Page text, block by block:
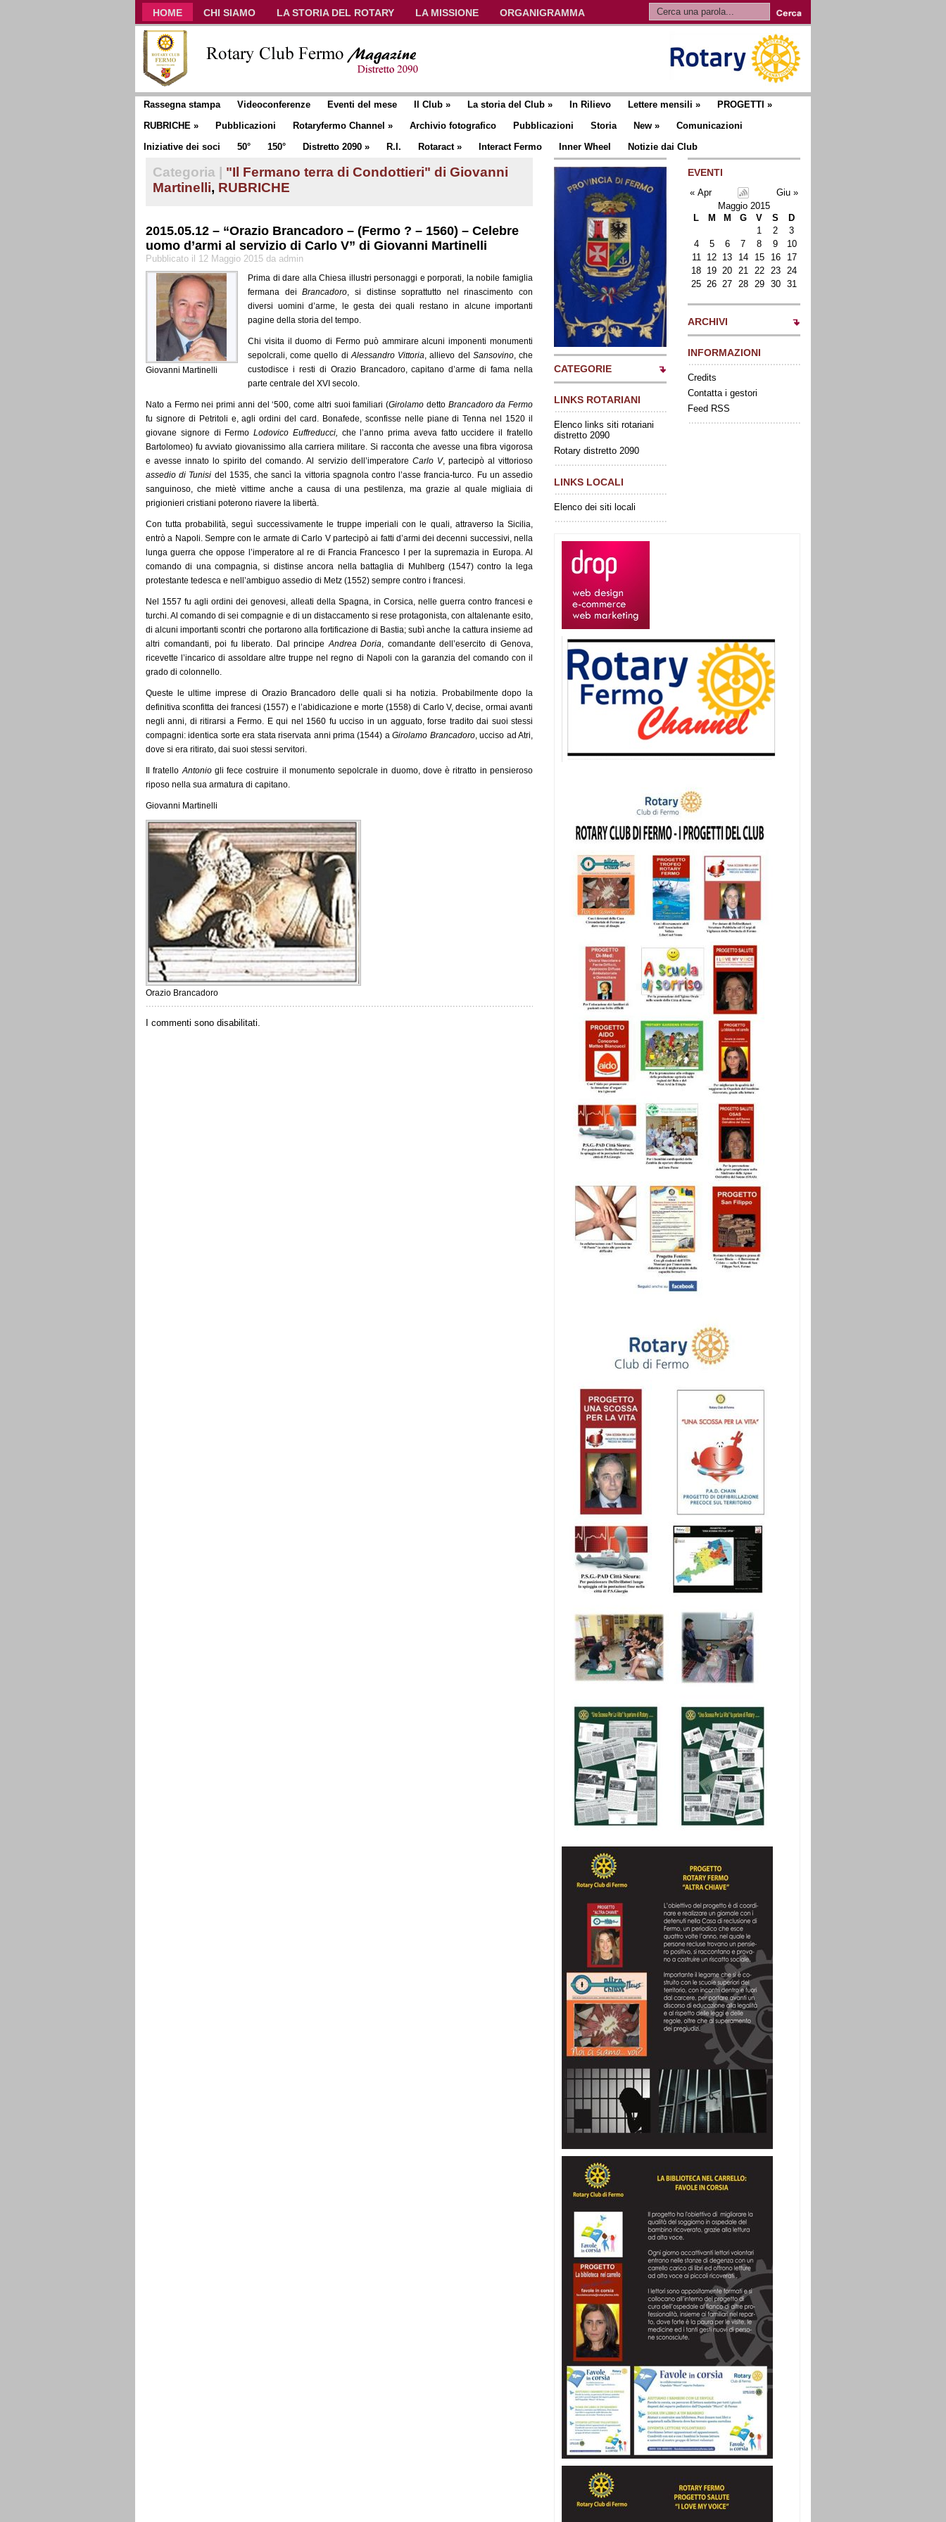
HOME CHI SIAMO LA STORIA DEL ROTARY LA MISSIONE
ORGANIGRAMMA
CLUB COMMUNICATOR
Rassegna stampa Videoconferenze Eventi del mese Il Club » La storia del Club » In Rilievo Lettere mensili » PROGETTI »
RUBRICHE » Pubblicazioni Rotaryfermo Channel » Archivio fotografico Pubblicazioni Storia New »
Comunicazioni
Iniziative dei soci
50° 150° Distretto 2090 » R.I. Rotaract» Interact Fermo Inner Wheel Notizie dai Club
Categoria |
"Il Fermano terra di Condottieri" di Giovanni
Martinelli, RUBRICHE
2015.05.12 – “Orazio Brancadoro – (Fermo ? – 1560) – Celebre
uomo d’armi al servizio di Carlo V” di Giovanni Martinelli
Pubblicato il 12 Maggio 2015 da admin
Giovanni Martinelli
Prima di dare alla Chiesa illustri personaggi e porporati, la nobile famiglia
fermana deiBrancadoro, si distinse soprattutto nel rinascimento con
diversi uomini d’arme, le gesta dei quali restano in alcune importanti
pagine della storia del tempo.
Chi visita il duomo di Fermo può ammirare alcuni imponenti monumenti
sepolcrali, come quello diAlessandro Vittoria, allievo del Sansovino, che
custodisce i resti di Orazio Brancadoro, capitano d’arme di fama nella
parte centrale del XVI secolo.
Nato a Fermo nei primi anni del ‘500, come altri suoi familiari (Girolamo detto Brancadoro da Fermo
fu signore di Petritoli e, agli ordini del card. Bonafede, sconfisse nelle piane di Tenna nel 1520 il
giovane signore di FermoLodovico Euffreducci, che l’anno prima aveva fatto uccidere il fratello
Bartolomeo) fu avviato giovanissimo alla carriera militare. Si racconta che avesse una fibra vigorosa
e avesse innato lo spirito del comando. Al servizio dell’imperatore Carlo V, partecipò al vittorioso
assedio di Tunisi del 1535, che sancì la vittoria spagnola contro l’asse francia-turco. Fu un assedio
sanguinoso, che mietè vittime anche a causa di una pestilenza, ma grazie al quale migliaia di
prigionieri cristiani poterono riavere la libertà.
Con tutta probabilità, seguì successivamente le truppe imperiali con le quali, attraverso la Sicilia,
entrò a Napoli. Sempre con le armate di Carlo V partecipò ai fatti d’armi dei decenni successivi, nella
lunga guerra che oppose l’imperatore al re di Francia Francesco I per la supremazia in Europa. Al
comando di una compagnia, si distinse ancora nella battaglia di Muhlberg (1547) contro la lega
protestante tedesca e nell’ambiguo assedio di Metz (1552) sempre contro i francesi.
Nel 1557 fu agli ordini dei genovesi, alleati della Spagna, in Corsica, nelle guerra contro francesi e
turchi. Al comando di sei compagnie e di un distaccamento si rese protagonista, con altalenante esito,
di alcuni importanti scontri che portarono alla fortificazione di Bastia; subì anche la cattura insieme ad
altri comandanti, poi fu liberato. Dal principeAndrea Doria, comandante dell’esercito di Genova,
ricevette l’incarico di assoldare altre truppe nel regno di Napoli con la garanzia del comando con il
grado di colonnello.
Queste le ultime imprese di Orazio Brancadoro delle quali si ha notizia. Probabilmente dopo la
definitiva sconfitta dei francesi (1557) e l’abidicazione e morte (1558) di Carlo V, decise, ormai avanti
negli anni, di ritirarsi a Fermo. E qui nel 1560 fu ucciso in un agguato, forse tradito dai suoi stessi
compagni: identica sorte era stata riservata anni prima (1544) aGirolamo Brancadoro, ucciso ad Atri,
dove si era ritirato, dai suoi stessi servitori.
Il fratelloAntoniogli fece costruire il monumento sepolcrale in duomo, dove è ritratto in pensieroso
riposo nella sua armatura di capitano.
Giovanni Martinelli
Orazio Brancadoro
I commenti sono disabilitati.
CATEGORIE
LINKS ROTARIANI
Elenco links siti rotariani
distretto 2090
Rotary distretto 2090
LINKS LOCALI
Elenco dei siti locali
EVENTI
« Apr
Giu »
Maggio 2015
L
M M G V S
D
1
2
3
4
5 6 7 8 9
10
11
12 13 14 15 16
17
18 19 20 21 22 23
24
25 26 27 28 29 30 31
ARCHIVI
INFORMAZIONI
Credits
Contatta i gestori
Feed RSS